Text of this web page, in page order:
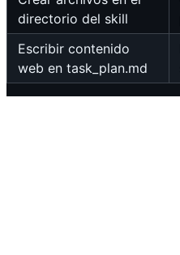
directorio del skill
Escribir contenido
web en task_plan.md